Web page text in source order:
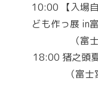
10:00 【入場
ども作っ展 in
（富
18:00 猪之頭
（富